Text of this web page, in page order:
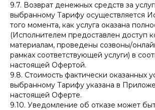
9.7. Возврат денежных средств за
выбранному Тарифу осуществляется
того момента, как услуга оказана
(Исполнителем предоставлен доступ
материалам, проведены созвоны/
рамках соответствующей услуги) в
настоящей Офертой.
9.8. Стоимость фактически оказанных
выбранному Тарифу указана в
настоящей Оферте.
9.10. Уведомление об отказе может